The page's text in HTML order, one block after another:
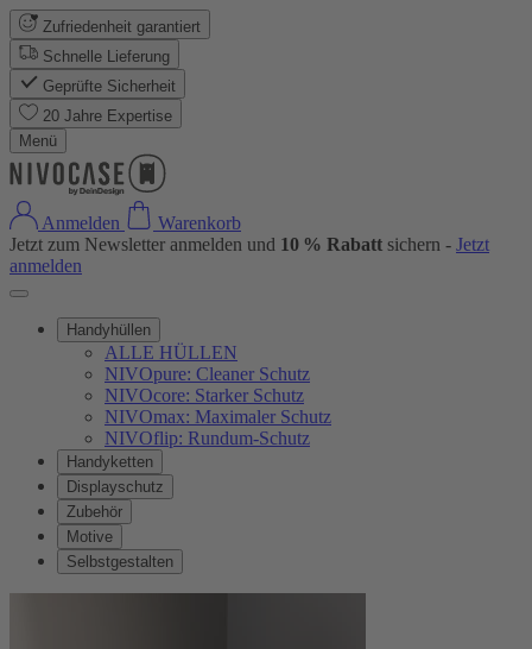
Zufriedenheit garantiert
Schnelle Lieferung
Geprüfte Sicherheit
20 Jahre Expertise
Menü
Anmelden
Warenkorb
Jetzt zum Newsletter anmelden und 10 % Rabatt sichern - Jetzt
anmelden
Handyhüllen
ALLE HÜLLEN
NIVOpure: Cleaner Schutz
NIVOcore: Starker Schutz
NIVOmax: Maximaler Schutz
NIVOflip: Rundum-Schutz
Handyketten
Displayschutz
Zubehör
Motive
Selbstgestalten